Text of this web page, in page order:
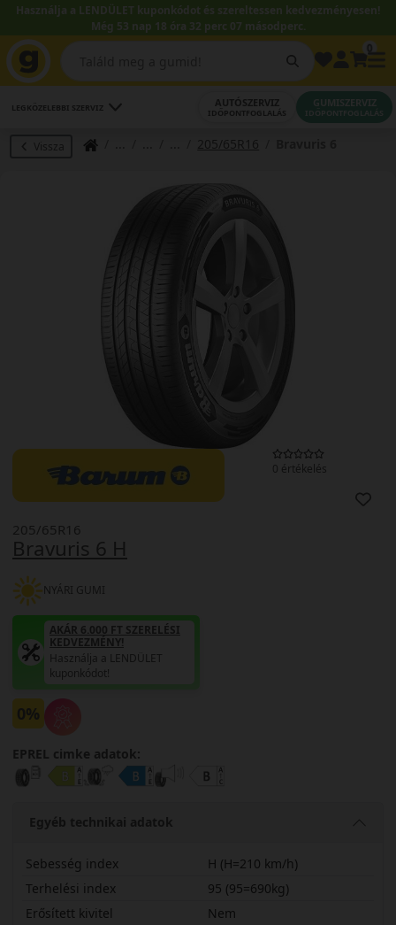
Használja a LENDÜLET kuponkódot és szereltessen kedvezményesen!
Még 53 nap 18 óra 32 perc 06 másodperc.
LEGKÖZELEBBI SZERVIZ AUTÓSZERVIZ
IDŐPONTFOGLALÁS
GUMISZERVIZ
IDŐPONTFOGLALÁS
Vissza 205/65R16
0 értékelés
Bravuris 6 H
205/65R16
NYÁRI GUMI
AKÁR 6.000 FT SZERELÉSI
KEDVEZMÉNY!
Használja a LENDÜLET
kuponkódot!
0%
EPREL cimke adatok:
Egyéb technikai adatok
Sebesség index
H (H=210 km/h)
Terhelési index
95 (95=690kg)
Erősített kivitel
Nem